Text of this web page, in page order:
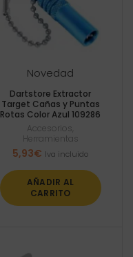
Novedad
Dartstore Extractor
Target Cañas y Puntas
Rotas Color Azul 109286
Accesorios
Herramientas
5,93€ Iva incluido
AÑADIR AL
CARRITO